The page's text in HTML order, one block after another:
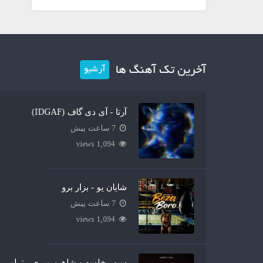
آخرین تک آهنگ ها آرشیو
آرتا - آی دی گاف (IDGAF)
7 ساعت پیش
1,094 views
شایان یو - بزار برو
7 ساعت پیش
1,094 views